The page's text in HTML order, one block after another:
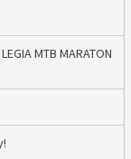
MTB MARATON